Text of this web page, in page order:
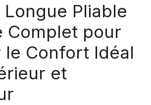
Longue Pliable
Complet pour
le Confort Idéal
et